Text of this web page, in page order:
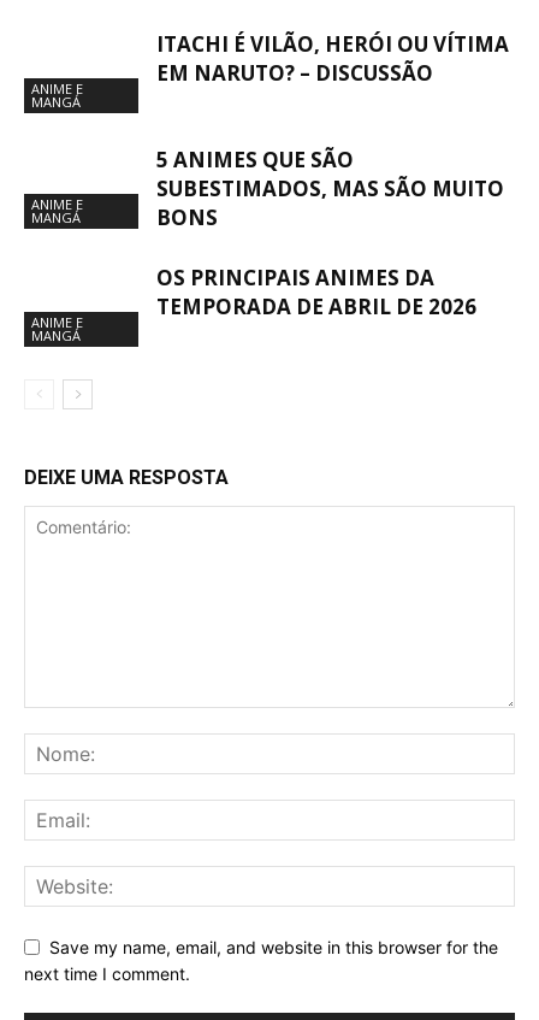
ANIME E
MANGÁ
ITACHI É VILÃO, HERÓI OU VÍTIMA
EM NARUTO? – DISCUSSÃO
ANIME E
MANGÁ
5 ANIMES QUE SÃO
SUBESTIMADOS, MAS SÃO MUITO
BONS
ANIME E
MANGÁ
OS PRINCIPAIS ANIMES DA
TEMPORADA DE ABRIL DE 2026
DEIXE UMA RESPOSTA
Save my name, email, and website in this browser for the
next time I comment.